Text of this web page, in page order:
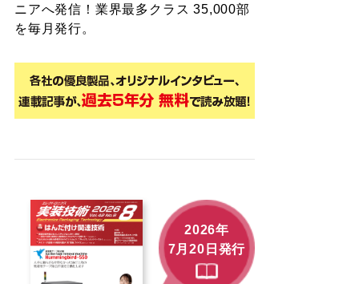
ニアへ発信！業界最多クラス 35,000部
を毎月発行。
2026年
7月20日発行